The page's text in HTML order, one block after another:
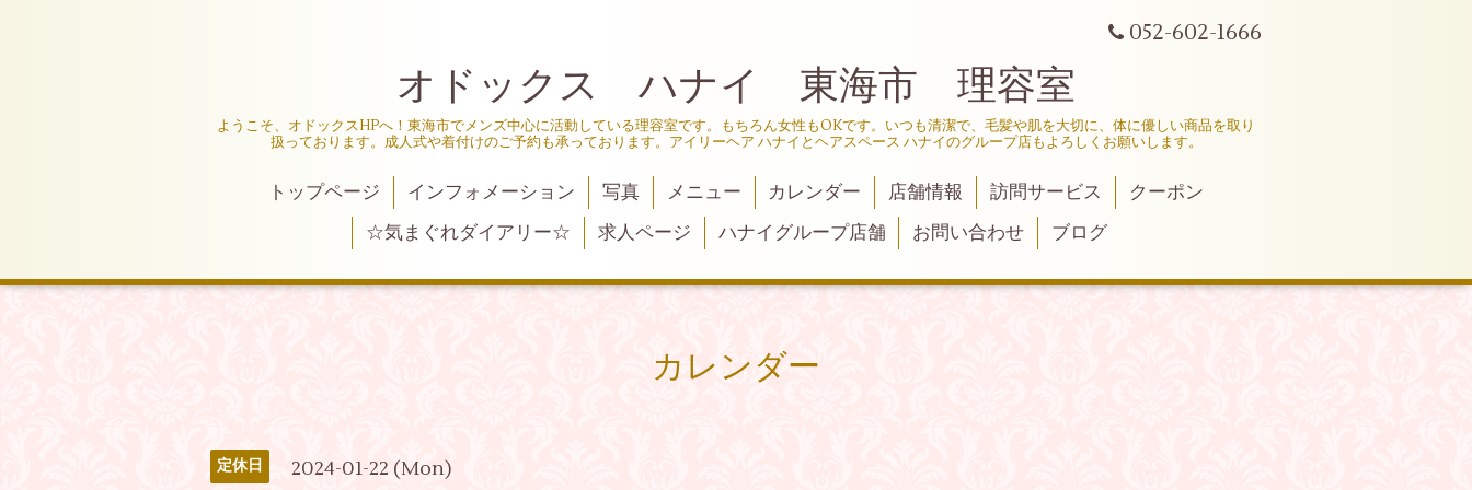
052-602-1666
オドックス ハナイ 東海市 理容室
ようこそ、オドックスHPへ！東海市でメンズ中心に活動している理容室です。もちろん女性もOKです。いつも清潔で、毛髪や肌を大切に、体に優しい商品を取り
扱っております。成人式や着付けのご予約も承っております。アイリーヘア ハナイとヘアスペース ハナイのグループ店もよろしくお願いします。
トップページ インフォメーション 写真 メニュー カレンダー 店舗情報 訪問サービス
クーポン
☆気まぐれダイアリー☆
求人ページ ハナイグループ店舗 お問い合わせ ブログ
カレンダー
定休日 2024-01-22 (Mon)